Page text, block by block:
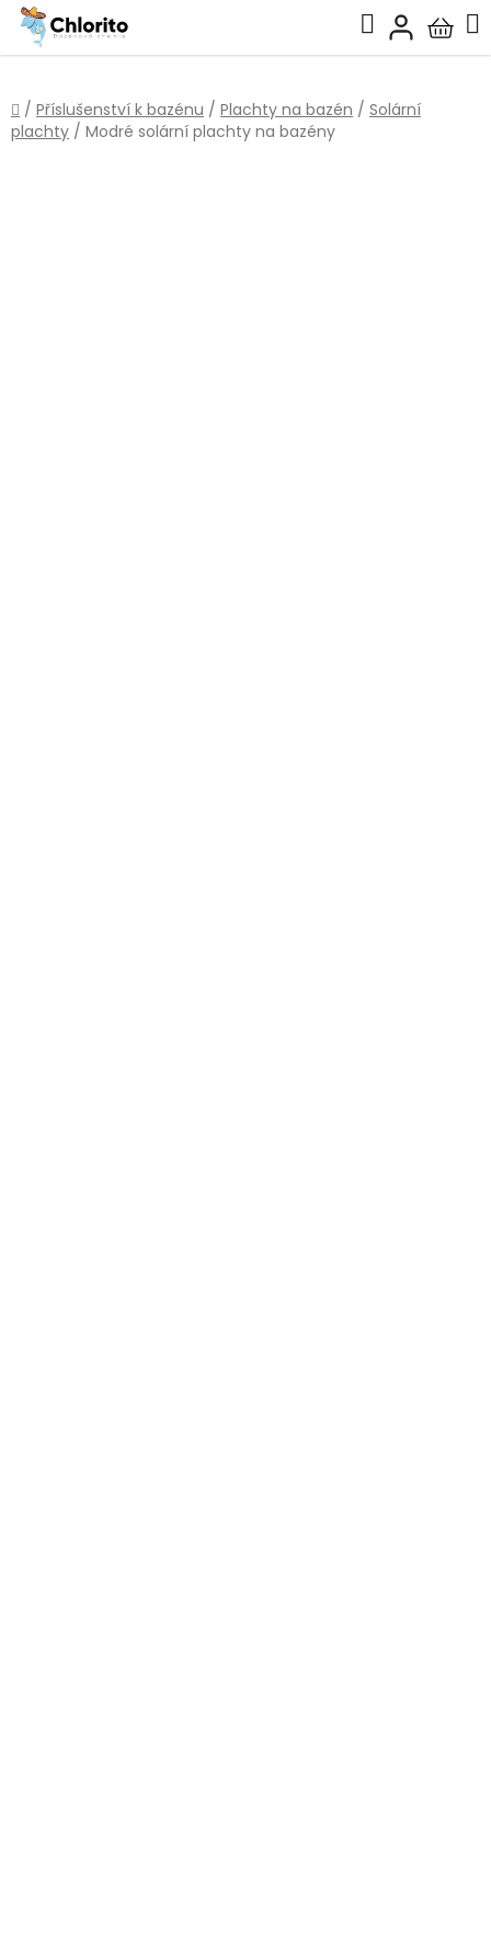
Přejít
obsah
Hledat
košík
Domů
/ Příslušenství k bazénu / Plachty na bazén / Solární
plachty / Modré solární plachty na bazény